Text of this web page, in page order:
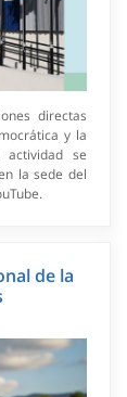
directas
y la
actividad se
la sede del
de la